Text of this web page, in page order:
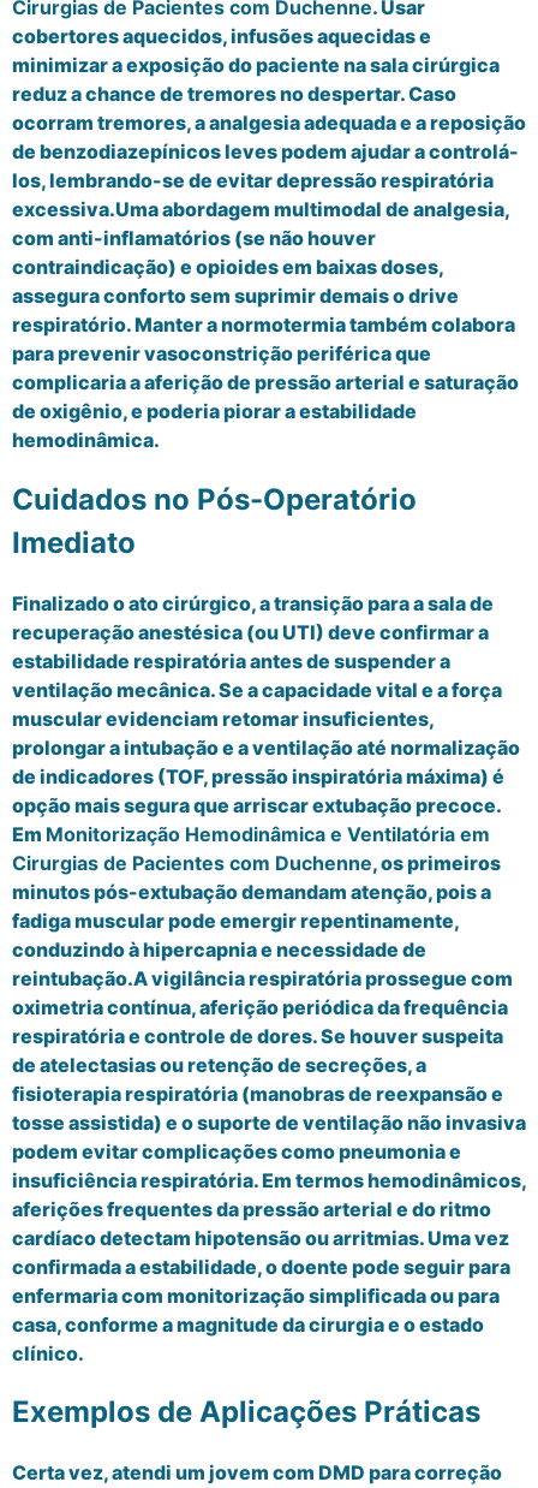
Cirurgias de Pacientes com Duchenne. Usar
cobertores aquecidos, infusões aquecidas e
minimizar a exposição do paciente na sala cirúrgica
reduz a chance de tremores no despertar. Caso
ocorram tremores, a analgesia adequada e a reposição
de benzodiazepínicos leves podem ajudar a controlá-
los, lembrando-se de evitar depressão respiratória
excessiva.Uma abordagem multimodal de analgesia,
com anti-inflamatórios (se não houver
contraindicação) e opioides em baixas doses,
assegura conforto sem suprimir demais o drive
respiratório. Manter a normotermia também colabora
para prevenir vasoconstrição periférica que
complicaria a aferição de pressão arterial e saturação
de oxigênio, e poderia piorar a estabilidade
hemodinâmica.
Cuidados no Pós-Operatório
Imediato
Finalizado o ato cirúrgico, a transição para a sala de
recuperação anestésica (ou UTI) deve confirmar a
estabilidade respiratória antes de suspender a
ventilação mecânica. Se a capacidade vital e a força
muscular evidenciam retomar insuficientes,
prolongar a intubação e a ventilação até normalização
de indicadores (TOF, pressão inspiratória máxima) é
opção mais segura que arriscar extubação precoce.
Em Monitorização Hemodinâmica e Ventilatória em
Cirurgias de Pacientes com Duchenne, os primeiros
minutos pós-extubação demandam atenção, pois a
fadiga muscular pode emergir repentinamente,
conduzindo à hipercapnia e necessidade de
reintubação.A vigilância respiratória prossegue com
oximetria contínua, aferição periódica da frequência
respiratória e controle de dores. Se houver suspeita
de atelectasias ou retenção de secreções, a
fisioterapia respiratória (manobras de reexpansão e
tosse assistida) e o suporte de ventilação não invasiva
podem evitar complicações como pneumonia e
insuficiência respiratória. Em termos hemodinâmicos,
aferições frequentes da pressão arterial e do ritmo
cardíaco detectam hipotensão ou arritmias. Uma vez
confirmada a estabilidade, o doente pode seguir para
enfermaria com monitorização simplificada ou para
casa, conforme a magnitude da cirurgia e o estado
clínico.
Exemplos de Aplicações Práticas
Certa vez, atendi um jovem com DMD para correção